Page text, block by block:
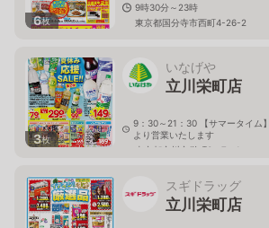
6枚
9時30分～23時
東京都国分寺市西町4-26-2
3枚
いなげや
立川栄町店
9：30～21：30 【サマータイム
より営業いたします
東京都立川市栄町3－7－1
スギドラッグ
立川栄町店